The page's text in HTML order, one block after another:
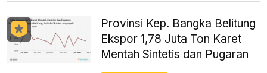
Provinsi Kep. Bangka Belitung
Ekspor 1,78 Juta Ton Karet
Mentah Sintetis dan Pugaran